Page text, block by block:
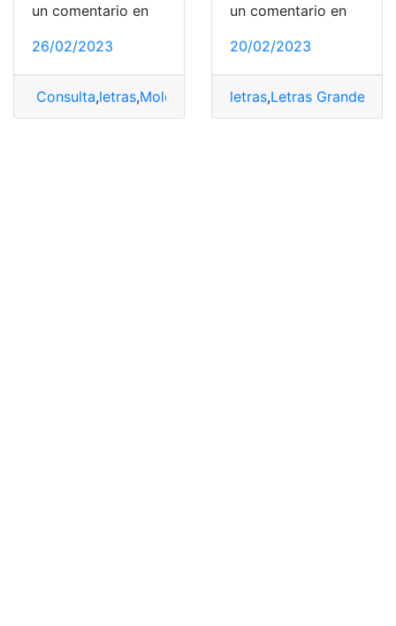
un comentario en
26/02/2023
Consulta,letras,Moldes de letras grandes, Moldes de
un comentario en
20/02/2023
letras,Letras Grandes